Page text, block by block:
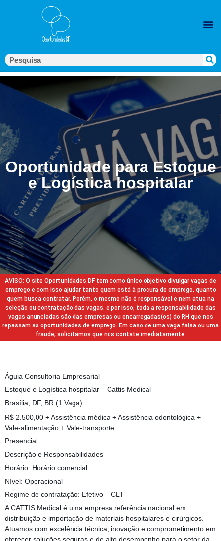
Oportunidade para Estoque
e Logística hospitalar
AVISO: O site Oportunidades DF tem como único objetivo divulgar vagas de
emprego e com isso ajudar tanto quem está à procura de emprego, quanto
quem busca contratar. Porém, o mesmo não é responsável e nem atua na
seleção ou contratação das vagas. e por isso, toda a responsabilidade das
vagas anunciadas são das empresas ou encarregadas(os) do RH que nos
repassam as oportunidades de emprego. Em caso de uma vaga falsa ou uma
fraude, solicitamos que nos contate imediatamente.
Águia Consultoria Empresarial
Estoque e Logística hospitalar – Cattis Medical
Brasília, DF, BR (1 Vaga)
R$ 2.500,00 + Assistência médica + Assistência odontológica +
Vale-alimentação + Vale-transporte
Presencial
Descrição e Responsabilidades
Horário: Horário comercial
Nível: Operacional
Regime de contratação: Efetivo – CLT
A CATTIS Medical é uma empresa referência nacional em
distribuição e importação de materiais hospitalares e cirúrgicos.
Atuamos com excelência técnica, inovação e comprometimento em
oferecer soluções seguras e de alto desempenho para o setor da